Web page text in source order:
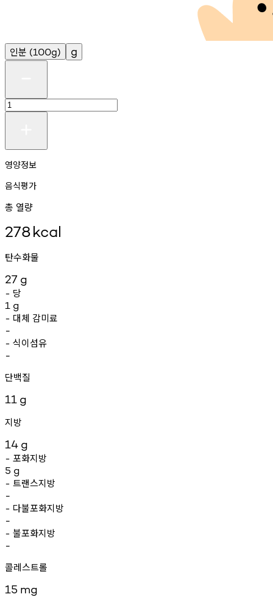
인분 (100g) g
영양정보
음식평가
총 열량
278kcal
탄수화물
27 g
- 당
1 g
- 대체 감미료
-
- 식이섬유
-
단백질
11 g
지방
14 g
- 포화지방
5 g
- 트랜스지방
-
- 다불포화지방
-
- 불포화지방
-
콜레스트롤
15 mg